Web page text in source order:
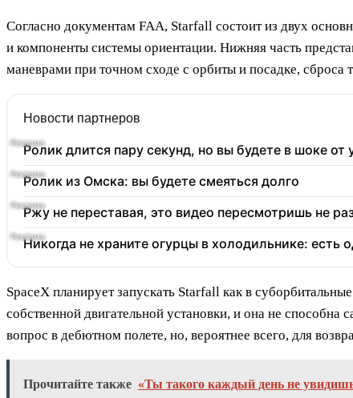
Согласно документам FAA, Starfall состоит из двух
и компоненты системы ориентации. Нижняя часть
маневрами при точном сходе с орбиты и посадке, сброса
Новости партнеров
Ролик длится пару секунд, но вы будете в шоке от
Ролик из Омска: вы будете смеяться долго
Ржу не переставая, это видео пересмотришь не
Никогда не храните огурцы в холодильнике: есть
SpaceX планирует запускать Starfall как в
собственной двигательной установки, и она не
вопрос в дебютном полете, но, вероятнее всего, для
Прочитайте также «Ты такого каждый день не